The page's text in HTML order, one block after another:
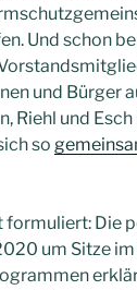
Und schon
und Bürger
Riehl und
so
formuliert: Die
um Sitze